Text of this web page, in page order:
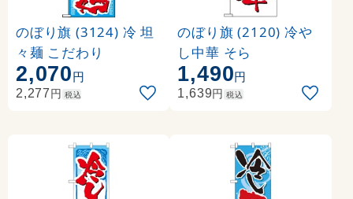
のぼり旗 (3124) 冷 坦
々麺 こだわり
2,070円
2,277円 税込
のぼり旗 (2120) 冷や
し中華 そら
1,490円
1,639円 税込